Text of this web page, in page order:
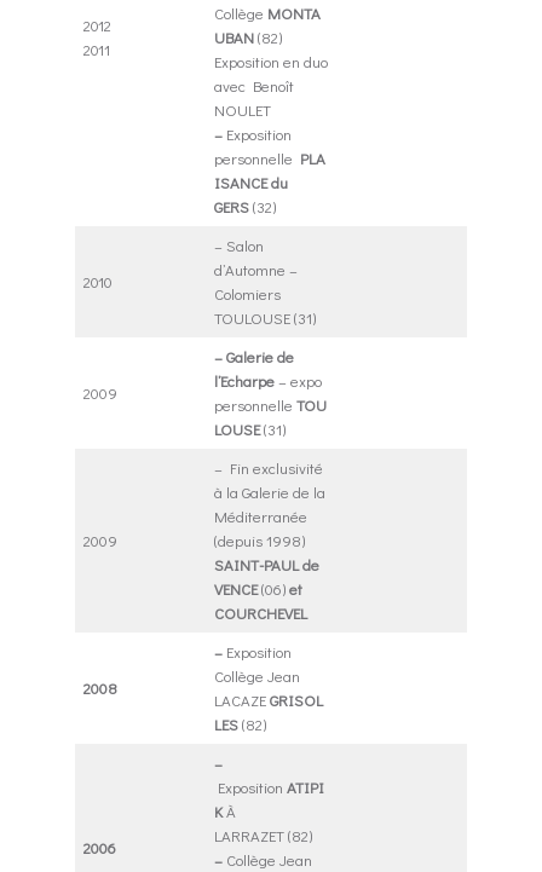
2012
2011
Collège MONTA
UBAN(82)
Exposition en duo
avec Benoît
NOULET
– Exposition
personnelle PLA
ISANCE du
GERS(32)
2010
– Salon
d’Automne –
Colomiers
TOULOUSE (31)
2009
– Galerie de
l’Echarpe– expo
personnelle TOU
LOUSE(31)
2009
– Fin exclusivité
à la Galerie de la
Méditerranée
(depuis 1998)
SAINT-PAUL de
VENCE(06)et
COURCHEVEL
2008
– Exposition
Collège Jean
LACAZEGRISOL
LES(82)
2006
–
Exposition ATIPI
KÀ
LARRAZET (82)
– Collège Jean